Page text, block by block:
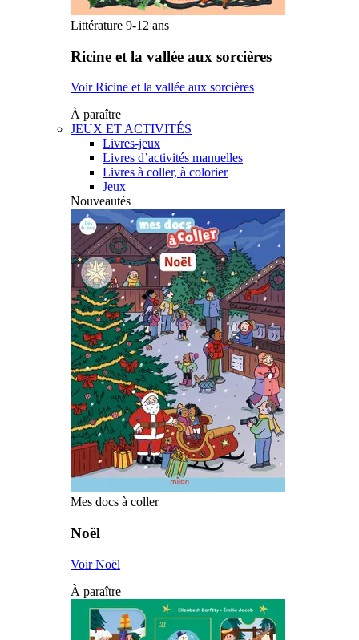
Littérature 9-12 ans
Ricine et la vallée aux sorcières
Voir Ricine et la vallée aux sorcières
À paraître
JEUX ET ACTIVITÉS
Livres-jeux
Livres d’activités manuelles
Livres à coller, à colorier
Jeux
Nouveautés
Mes docs à coller
Noël
Voir Noël
À paraître